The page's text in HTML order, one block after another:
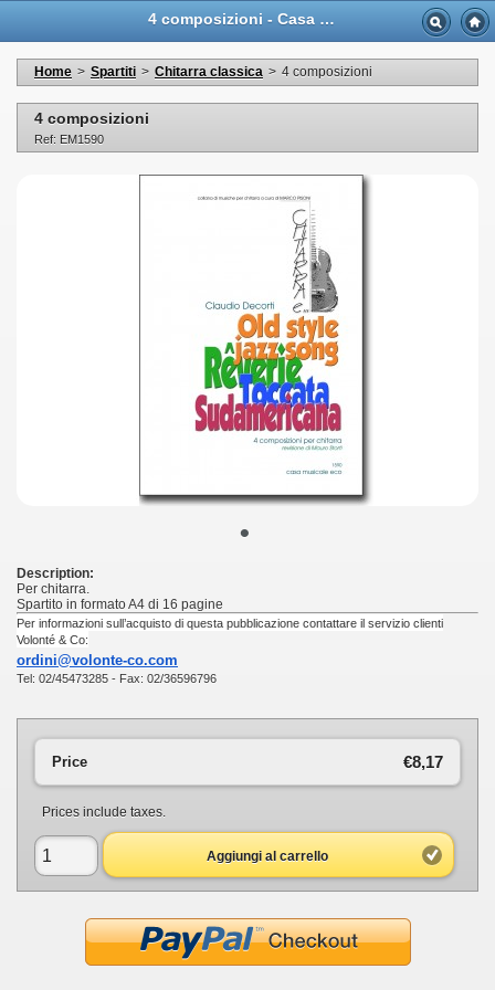
4 composizioni - Casa Musicale Eco
Home > Spartiti > Chitarra classica > 4 composizioni
4 composizioni
Ref: EM1590
•
Description:
Per chitarra.
Spartito in formato A4 di 16 pagine
Per informazioni sull’acquisto di questa pubblicazione contattare il servizio clienti
Volonté & Co:
ordini@volonte-co.com
Tel: 02/45473285 - Fax: 02/36596796
€8,17
Price
Prices include taxes.
Aggiungi al carrello